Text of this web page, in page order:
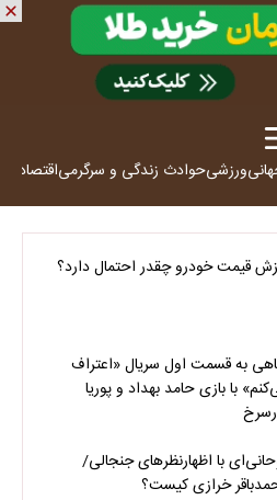
ورزشیحوادث زندگی و سرگرمیاقتصاد
قیمت خودرو چقدر احتمال دارد؟
به قسمت اول سریال «اعتراف
با بازی حامد بهداد و پوریا
با اظهارنظرهای جنجالی/
خرازی کیست؟